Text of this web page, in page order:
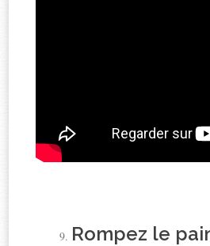
Rompez le